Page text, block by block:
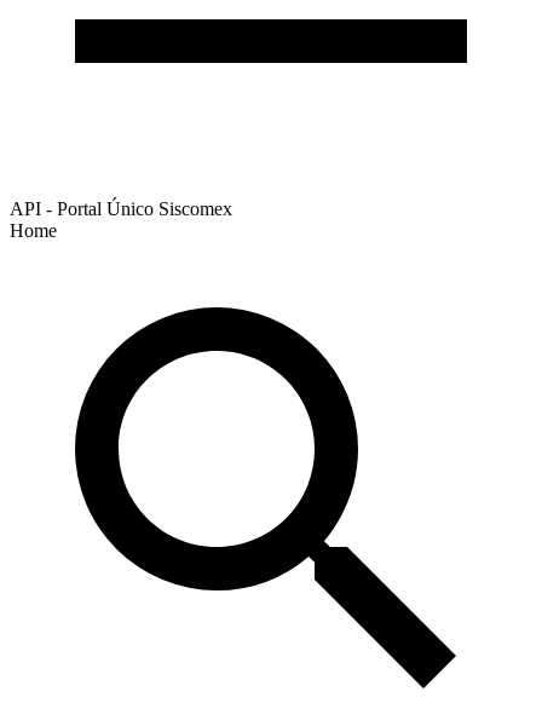
API - Portal Único Siscomex
Home